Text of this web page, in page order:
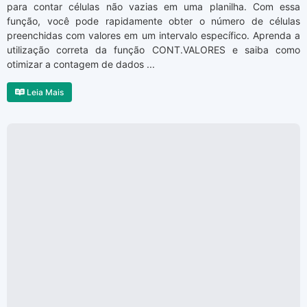
para contar células não vazias em uma planilha. Com essa
função, você pode rapidamente obter o número de células
preenchidas com valores em um intervalo específico. Aprenda a
utilização correta da função CONT.VALORES e saiba como
otimizar a contagem de dados ...
Leia Mais